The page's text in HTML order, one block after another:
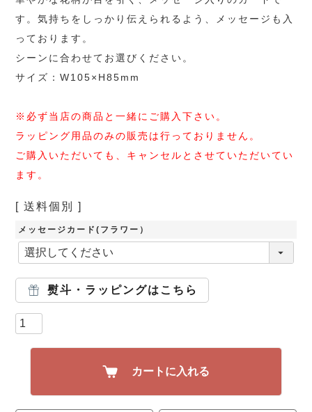
す。気持ちをしっかり伝えられるよう、メッセージも入
っております。
シーンに合わせてお選びください。
サイズ：W105×H85mm
※必ず当店の商品と一緒にご購入下さい。
ラッピング用品のみの販売は行っておりません。
ご購入いただいても、キャンセルとさせていただいてい
ます。
送料個別
メッセージカード(フラワー）
熨斗・ラッピングはこちら
カートに入れる